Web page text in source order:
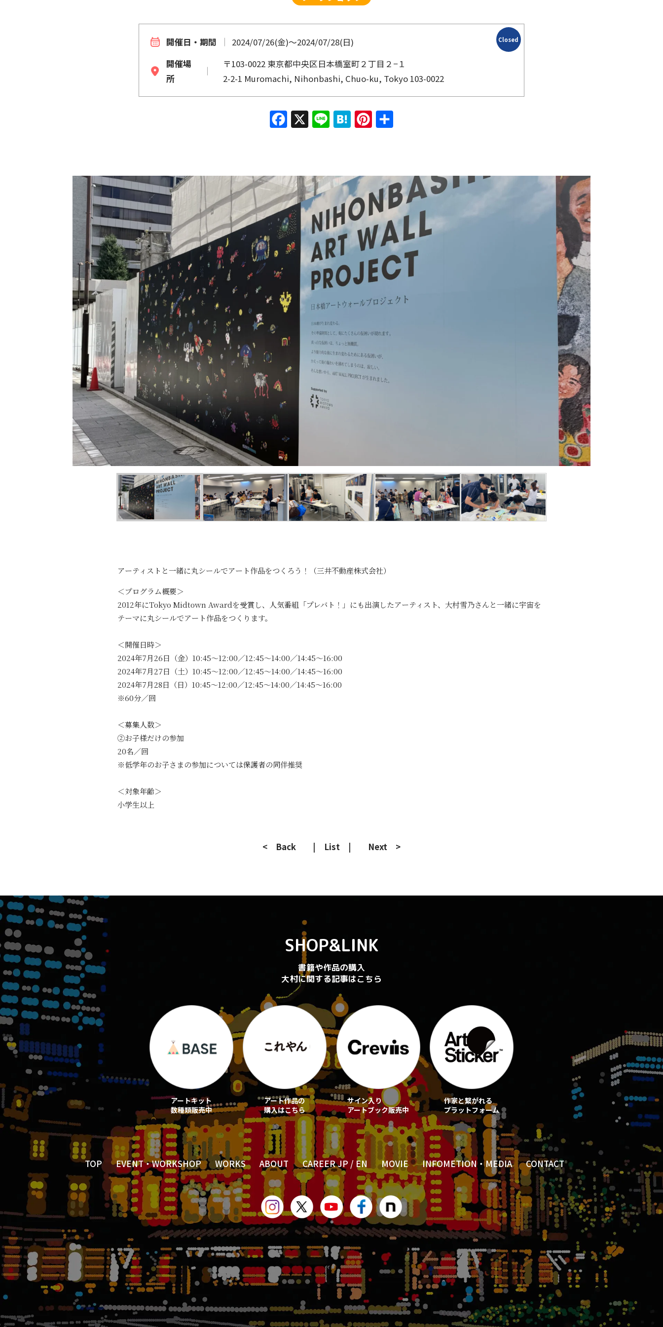
開催日・期間 2024/07/26(金)〜2024/07/28(日) Closed
開催場
所
〒103-0022 東京都中央区日本橋室町２丁目２−１
2-2-1 Muromachi, Nihonbashi, Chuo-ku, Tokyo 103-0022
Facebook X Line Hatena Pinterest
アーティストと一緒に丸シールでアート作品をつくろう！（三井不動産株式会社）
＜プログラム概要＞
2012年にTokyo Midtown Awardを受賞し、人気番組「プレバト！」にも出演したアーティスト、大村雪乃さんと一緒に宇宙を
テーマに丸シールでアート作品をつくります。
＜開催日時＞
2024年7月26日（金）10:45～12:00／12:45～14:00／14:45～16:00
2024年7月27日（土）10:45～12:00／12:45～14:00／14:45～16:00
2024年7月28日（日）10:45～12:00／12:45～14:00／14:45～16:00
※60分／回
＜募集人数＞
②お子様だけの参加
20名／回
※低学年のお子さまの参加については保護者の同伴推奨
＜対象年齢＞
小学生以上
< Back | List | Next >
SHOP&LINK
書籍や作品の購入
大村に関する記事はこちら
アートキット
数種類販売中
アート作品の
購入はこちら
サイン入り
アートブック販売中
作家と繋がれる
プラットフォーム
TOP EVENT・WORKSHOP WORKS ABOUT CAREER JP / EN MOVIE INFOMETION・MEDIA CONTACT